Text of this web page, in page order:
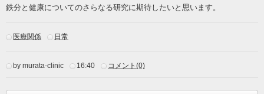
鉄分と健康についてのさらなる研究に期待したいと思います。
医療関係 日常
by murata-clinic 16:40 コメント(0)